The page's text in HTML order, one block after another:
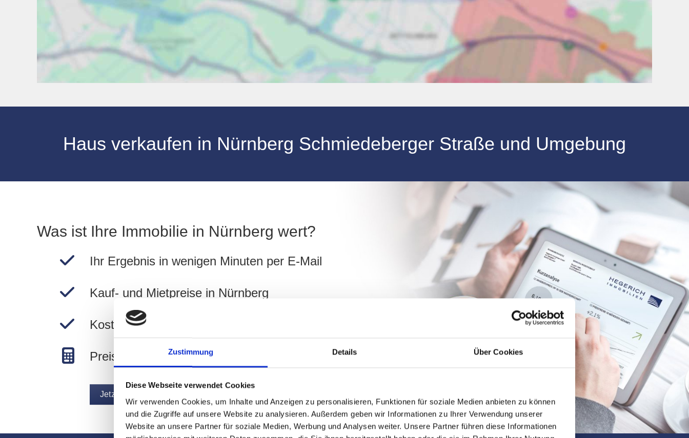
Zustimmung Details Über Cookies
Diese Webseite verwendet Cookies
Wir verwenden Cookies, um Inhalte und Anzeigen zu personalisieren, Funktionen für soziale Medien anbieten zu können
und die Zugriffe auf unsere Website zu analysieren. Außerdem geben wir Informationen zu Ihrer Verwendung unserer
Website an unsere Partner für soziale Medien, Werbung und Analysen weiter. Unsere Partner führen diese Informationen
Haus verkaufen in Nürnberg Schmiedeberger Straße und Umgebung
Was ist Ihre Immobilie in Nürnberg wert?
Ihr Ergebnis in wenigen Minuten per E-Mail
Kauf- und Mietpreise in Nürnberg
Kostenlos und unverbindlich
Preise in Nürnberg berechnen!
Jetzt Immobilie bewerten